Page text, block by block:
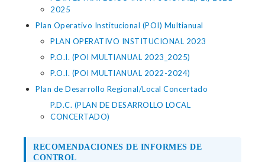
2025
Plan Operativo Institucional (POI) Multianual
PLAN OPERATIVO INSTITUCIONAL 2023
P.O.I. (POI MULTIANUAL 2023_2025)
P.O.I. (POI MULTIANUAL 2022-2024)
Plan de Desarrollo Regional/Local Concertado
P.D.C. (PLAN DE DESARROLLO LOCAL
CONCERTADO)
RECOMENDACIONES DE INFORMES DE
CONTROL